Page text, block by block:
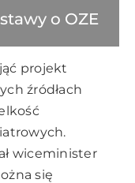
o OZE
projekt
źródłach
wiceminister
się